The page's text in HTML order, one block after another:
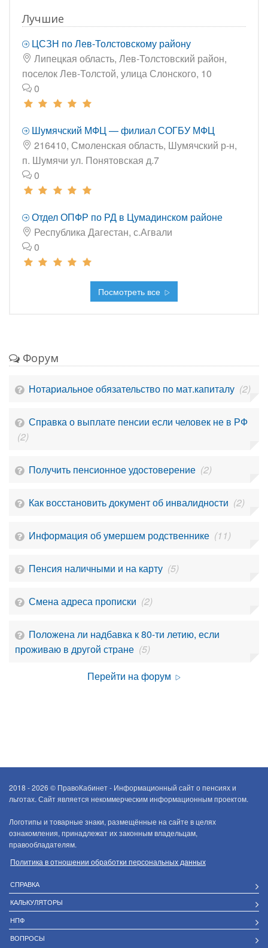
Лучшие
ЦСЗН по Лев-Толстовскому району
Липецкая область, Лев-Толстовский район,
поселок Лев-Толстой, улица Слонского, 10
0
Шумячский МФЦ — филиал СОГБУ МФЦ
216410, Смоленская область, Шумячский р-н,
п. Шумячи ул. Понятовская д.7
0
Отдел ОПФР по РД в Цумадинском районе
Республика Дагестан, с.Агвали
0
Посмотреть все
Форум
Нотариальное обязательство по мат.капиталу (2)
Справка о выплате пенсии если человек не в РФ
(2)
Получить пенсионное удостоверение (2)
Как восстановить документ об инвалидности (2)
Информация об умершем родственнике (11)
Пенсия наличными и на карту (5)
Смена адреса прописки (2)
Положена ли надбавка к 80-ти летию, если
проживаю в другой стране (5)
Перейти на форум
2018 - 2026 © ПравоКабинет - Информационный сайт о пенсиях и
льготах. Сайт является некоммерческим информационным проектом.
Логотипы и товарные знаки, размещённые на сайте в целях
ознакомления, принадлежат их законным владельцам,
правообладателям.
Политика в отношении обработки персональных данных
СПРАВКА
КАЛЬКУЛЯТОРЫ
НПФ
ВОПРОСЫ